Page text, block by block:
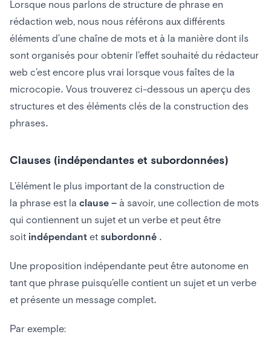
Lorsque nous parlons de structure de phrase en
rédaction web, nous nous référons aux différents
éléments d’une chaîne de mots et à la manière dont ils
sont organisés pour obtenir l’effet souhaité du rédacteur
web c’est encore plus vrai lorsque vous faîtes de la
microcopie. Vous trouverez ci-dessous un aperçu des
structures et des éléments clés de la construction des
phrases.
Clauses (indépendantes et subordonnées)
L’élément le plus important de la construction de
la phrase est la clause – à savoir, une collection de mots
qui contiennent un sujet et un verbe et peut être
soit indépendant et subordonné .
Une proposition indépendante peut être autonome en
tant que phrase puisqu’elle contient un sujet et un verbe
et présente un message complet.
Par exemple: